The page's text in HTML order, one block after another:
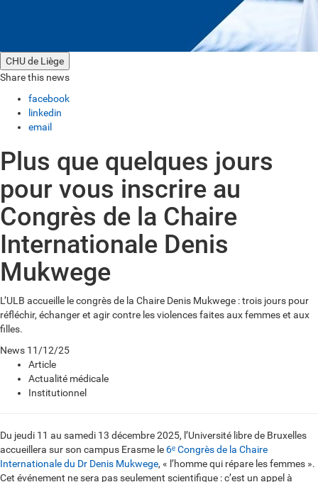
CHU de Liège
Share this news
facebook
linkedin
email
Plus que quelques jours
pour vous inscrire au
Congrès de la Chaire
Internationale Denis
Mukwege
L’ULB accueille le congrès de la Chaire Denis Mukwege : trois jours pour
réfléchir, échanger et agir contre les violences faites aux femmes et aux
filles.
News 11/12/25
Article
Actualité médicale
Institutionnel
Du jeudi 11 au samedi 13 décembre 2025, l’Université libre de Bruxelles
accueillera sur son campus Erasme le 6ᵉ Congrès de la Chaire
Internationale du Dr Denis Mukwege, « l’homme qui répare les femmes ».
Cet événement ne sera pas seulement scientifique : c’est un appel à